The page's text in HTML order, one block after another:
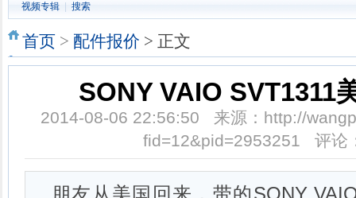
视频专辑 搜索
首页 > 配件报价 > 正文
SONY VAIO SVT1311
2014-08-06 22:56:50 来源：http://
fid=12&pid=2953251 评论
朋友从美国回来，带的SONY